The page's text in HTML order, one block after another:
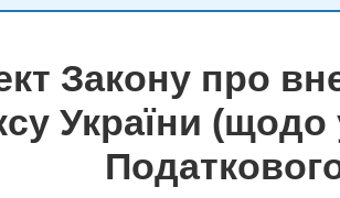
Закону про
України